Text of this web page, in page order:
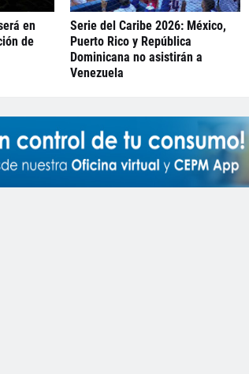
en
de
Serie del Caribe 2026: México,
Puerto Rico y República
Dominicana no asistirán a
Venezuela